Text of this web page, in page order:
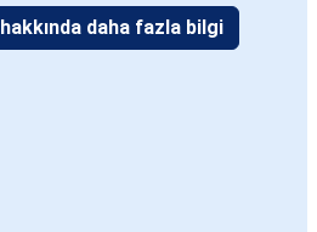
daha fazla bilgi